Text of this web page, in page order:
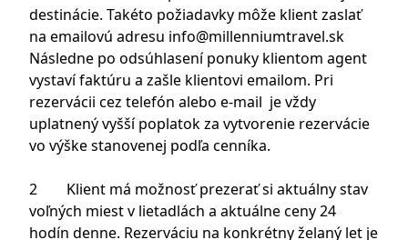
destinácie. Takéto požiadavky môže klient zaslať
na emailovú adresu info@millenniumtravel.sk
Následne po odsúhlasení ponuky klientom agent
vystaví faktúru a zašle klientovi emailom. Pri
rezervácii cez telefón alebo e-mail je vždy
uplatnený vyšší poplatok za vytvorenie rezervácie
vo výške stanovenej podľa cenníka.
2 Klient má možnosť prezerať si aktuálny stav
voľných miest v lietadlách a aktuálne ceny 24
hodín denne. Rezerváciu na konkrétny želaný let je